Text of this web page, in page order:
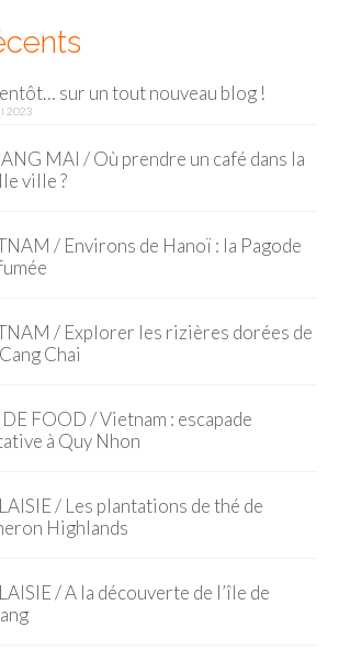
sur un tout nouveau blog !
2023
MAI / Où prendre un café dans la
ville ?
/ Environs de Hanoï : la Pagode
/ Explorer les rizières dorées de
Chai
FOOD / Vietnam : escapade
à Quy Nhon
/ Les plantations de thé de
Highlands
/ A la découverte de l’île de